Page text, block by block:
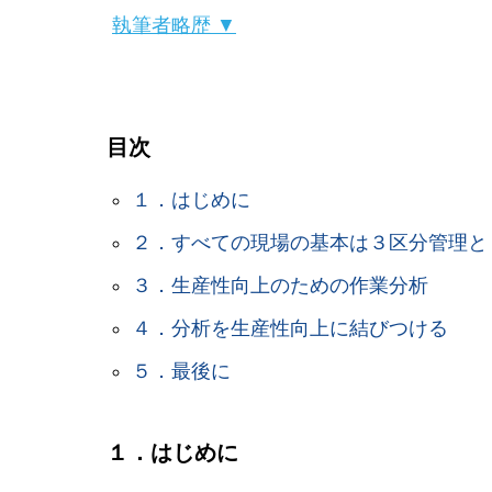
執筆者略歴 ▼
目次
１．はじめに
２．すべての現場の基本は３区分管理
３．生産性向上のための作業分析
４．分析を生産性向上に結びつける
５．最後に
１．はじめに